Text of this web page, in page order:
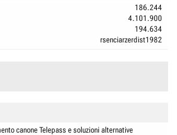
186.244
4.101.900
194.634
rsenciarzerdist1982
canone Telepass e soluzioni alternative